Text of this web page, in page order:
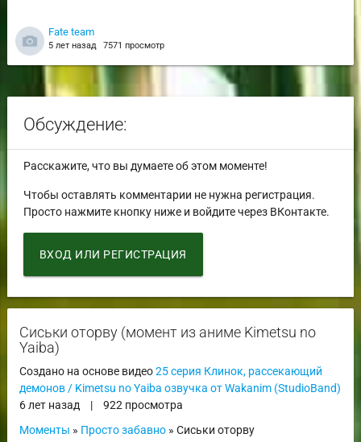
Fate team
5 лет назад 7571 просмотр
Обсуждение:
Расскажите, что вы думаете об этом моменте!
Чтобы оставлять комментарии не нужна регистрация.
Просто нажмите кнопку ниже и войдите через ВКонтакте.
ВХОД ИЛИ РЕГИСТРАЦИЯ
Сиськи оторву (момент из аниме Kimetsu no
Yaiba)
Создано на основе видео25 серия Клинок, рассекающий
демонов / Kimetsu no Yaiba озвучка от Wakanim (StudioBand)
6 лет назад
|
922 просмотра
Моменты » Просто забавно» Сиськи оторву